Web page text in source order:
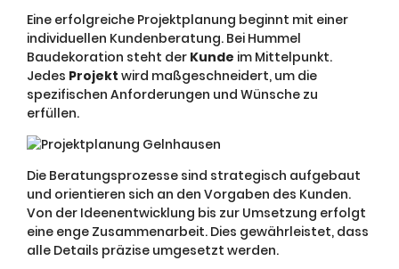
Eine erfolgreiche Projektplanung beginnt mit einer
individuellen Kundenberatung. Bei Hummel
Baudekoration steht der Kunde im Mittelpunkt.
Jedes Projekt wird maßgeschneidert, um die
spezifischen Anforderungen und Wünsche zu
erfüllen.
Die Beratungsprozesse sind strategisch aufgebaut
und orientieren sich an den Vorgaben des Kunden.
Von der Ideenentwicklung bis zur Umsetzung erfolgt
eine enge Zusammenarbeit. Dies gewährleistet, dass
alle Details präzise umgesetzt werden.